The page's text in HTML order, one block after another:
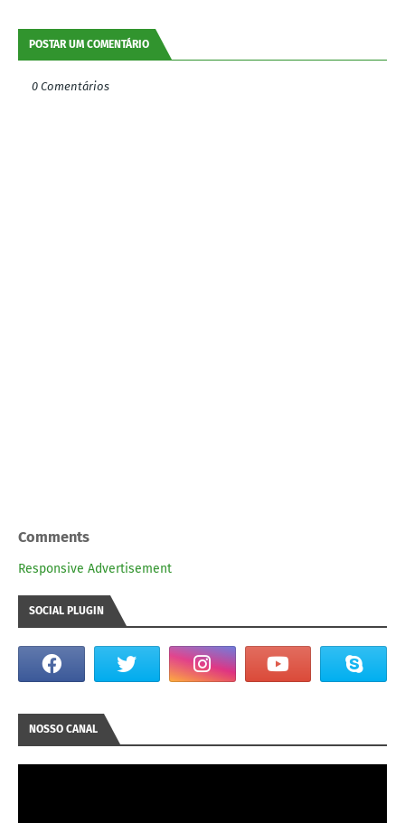
POSTAR UM COMENTÁRIO
0 Comentários
Comments
Responsive Advertisement
SOCIAL PLUGIN
NOSSO CANAL